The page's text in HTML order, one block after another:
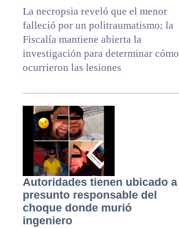
La necropsia reveló que el menor
falleció por un politraumatismo; la
Fiscalía mantiene abierta la
investigación para determinar cómo
ocurrieron las lesiones
Autoridades tienen ubicado a
presunto responsable del
choque donde murió
ingeniero